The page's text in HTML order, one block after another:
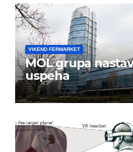
VIKEND FERMARKET
MOL grupa
uspeha